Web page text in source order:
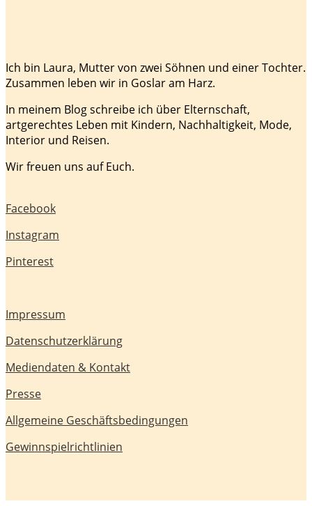
Ich bin Laura, Mutter von zwei Söhnen und einer Tochter.
Zusammen leben wir in Goslar am Harz.
In meinem Blog schreibe ich über Elternschaft,
artgerechtes Leben mit Kindern, Nachhaltigkeit, Mode,
Interior und Reisen.
Wir freuen uns auf Euch.
Facebook
Instagram
Pinterest
Impressum
Datenschutzerklärung
Mediendaten & Kontakt
Presse
Allgemeine Geschäftsbedingungen
Gewinnspielrichtlinien